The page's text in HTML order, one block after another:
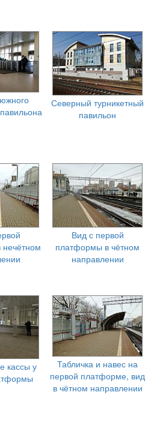
Северный турникетный
павильон
Вид с первой
платформы в чётном
направлении
кассы у
Табличка и навес на
первой платформе, вид
в чётном направлении